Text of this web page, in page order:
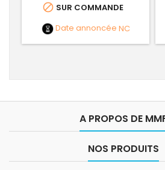
 SUR COMMANDE
Date annoncée NC
A PROPOS DE
NOS PRODUITS